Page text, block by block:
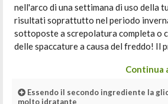
nell'arco di una settimana di uso della
risultati soprattutto nel periodo
sottoposte a screpolatura completa o
delle spaccature a causa del freddo! Il
Continua
Essendo il secondo ingrediente la
molto idratante